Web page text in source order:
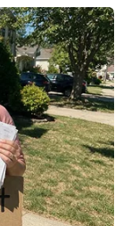
Thủ đô
bị thương nhẹ